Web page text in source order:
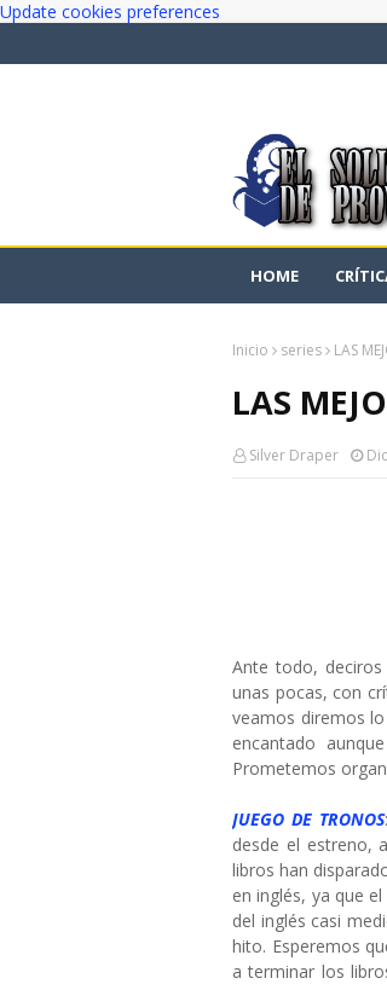
Update cookies preferences
HOME
Inicio series LAS
LAS
Silver Draper
Ante todo,
unas pocas, con
veamos diremos
encantado
Prometemos
JUEGO DE TRONOS
desde el estreno,
libros han
en inglés, ya que
del inglés casi
hito. Esperemos
a terminar los